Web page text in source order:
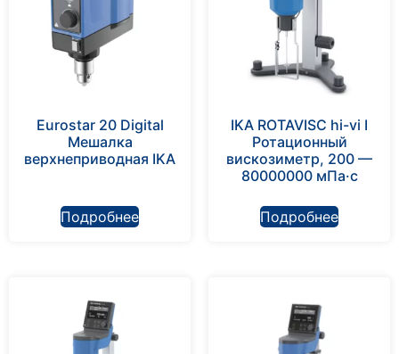
Eurostar 20 Digital
Мешалка
верхнеприводная IKA
Подробнее
IKA ROTAVISC hi-vi I
Ротационный
вискозиметр, 200 —
80000000 мПа·с
Подробнее